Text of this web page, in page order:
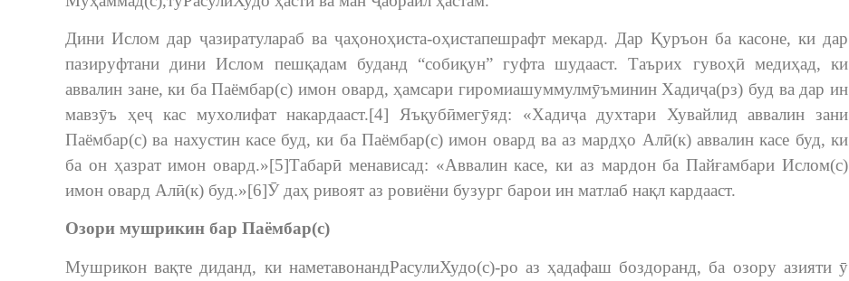
Дини Ислом дар ҷазиратулараб ва ҷаҳоноҳиста-оҳистапешрафт мекард. Дар Қуръон ба касоне, ки дар
пазируфтани дини Ислом пешқадам буданд “собиқун” гуфта шудааст. Таърих гувоҳӣ медиҳад, ки
аввалин зане, ки ба Паёмбар(с) имон овард, ҳамсари гиромиашуммулмӯъминин Хадиҷа(рз) буд ва дар ин
мавзӯъ ҳеҷ кас мухолифат накардааст.[4] Яъқубӣмегӯяд: «Хадиҷа духтари Хувайлид аввалин зани
Паёмбар(с) ва нахустин касе буд, ки ба Паёмбар(с) имон овард ва аз мардҳо Алӣ(к) аввалин касе буд, ки
ба он ҳазрат имон овард.»[5]Табарӣ менависад: «Аввалин касе, ки аз мардон ба Пайғамбари Ислом(с)
имон овард Алӣ(к) буд.»[6]Ӯ даҳ ривоят аз ровиёни бузург барои ин матлаб нақл кардааст.
Озори мушрикин бар Паёмбар(с)
Мушрикон вақте диданд, ки наметавонандРасулиХудо(с)-ро аз ҳадафаш боздоранд, ба озору азияти ӯ